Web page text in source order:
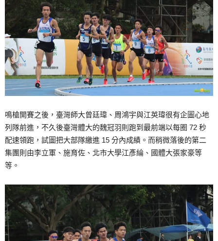
鳴槍開賽之後，臺灣師大曾廷瑋、周鴻宇與江英瑋很有企圖心地
列隊前進，不久後臺灣體大的魏冠羽則跑到最前端以每圈 72 秒
配速領跑，試圖把大部隊繳進 15 分內成績。而稍微落後的第二
集團則由李立軍、施育佐、北市大學江彥綸、國體大張家豪等
等。